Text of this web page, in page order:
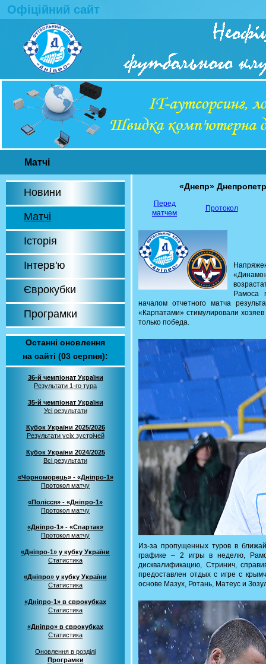
Офіційний сайт
Матчі
Новини
Матчі
Історія
Інтерв'ю
Єврокубки
Програмки
Останні оновлення
на сайті (03 серпня):
36-й чемпіонат України
Результати 1-го тура
35-й чемпіонат України
Усі результати
Кубок України 2025/2026
Результати усіх зустрічей
Кубок України 2024/2025
Всі результати
«Чорноморець» - «Дніпро-1»
Протокол матчу
«Полісся» - «Дніпро-1»
Протокол матчу
«Дніпро-1» - «Спартак»
Протокол матчу
«Дніпро-1» у кубку України
Статистика
«Дніпро» у кубку України
Статистика
«Дніпро-1» в єврокубках
Статистика
«Дніпро» в єврокубках
Статистика
Оновлення в розділі
Програмки
«Днепр»
Перед
матчем
Протокол
Рамоса
началом отчетного матча
«Карпатами» стимулировали
только победа.
Из-за пропущенных туров в
графике – 2 игры в неделю,
дисквалификацию, Стринич,
предоставлен отдых с игре с
основе Мазух, Ротань, Матеус и